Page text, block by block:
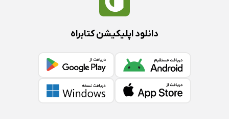
دانلود اپلیکیشن کتابراه